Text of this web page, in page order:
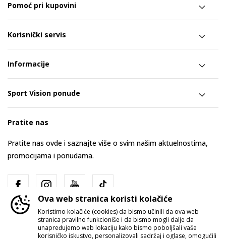
Pomoć pri kupovini
Korisnički servis
Informacije
Sport Vision ponude
Pratite nas
Pratite nas ovde i saznajte više o svim našim aktuelnostima,
promocijama i ponudama.
Ova web stranica koristi kolačiće
Koristimo kolačiće (cookies) da bismo učinili da ova web
stranica pravilno funkcioniše i da bismo mogli dalje da
unapređujemo web lokaciju kako bismo poboljšali vaše
korisničko iskustvo, personalizovali sadržaj i oglase, omogućili